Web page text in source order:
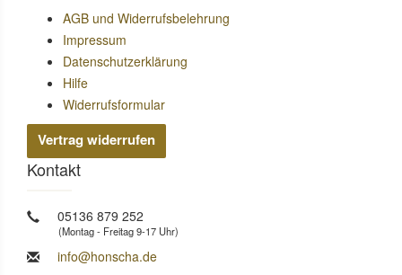
AGB und Widerrufsbelehrung
Impressum
Datenschutzerklärung
Hilfe
Widerrufsformular
Vertrag widerrufen
Kontakt
05136 879 252
(Montag - Freitag 9-17 Uhr)
info@honscha.de